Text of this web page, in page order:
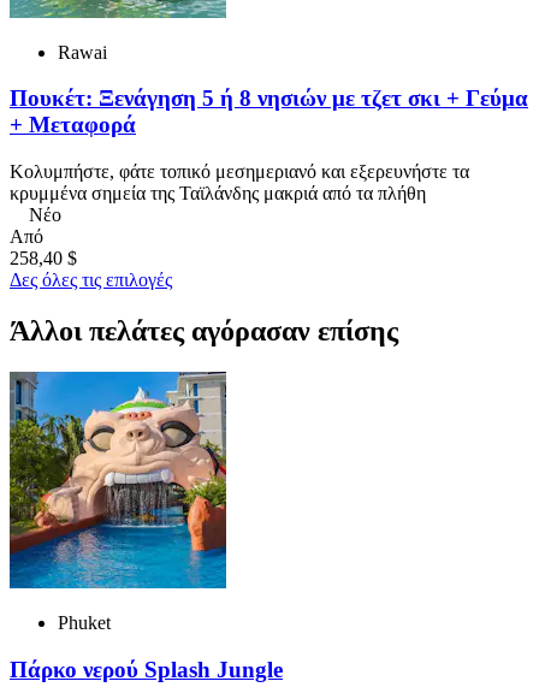
Rawai
Πουκέτ: Ξενάγηση 5 ή 8 νησιών με τζετ σκι + Γεύμα
+ Μεταφορά
Κολυμπήστε, φάτε τοπικό μεσημεριανό και εξερευνήστε τα
κρυμμένα σημεία της Ταϊλάνδης μακριά από τα πλήθη
Νέο
Από
258,40 $
Δες όλες τις επιλογές
Άλλοι πελάτες αγόρασαν επίσης
Phuket
Πάρκο νερού Splash Jungle